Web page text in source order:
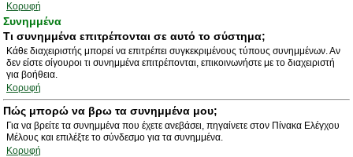
Κορυφή
Συνημμένα
Τι συνημμένα επιτρέπονται σε αυτό το σύστημα;
Κάθε διαχειριστής μπορεί να επιτρέπει συγκεκριμένους τύπους συνημμένων. Αν
δεν είστε σίγουροι τι συνημμένα επιτρέπονται, επικοινωνήστε με το διαχειριστή
για βοήθεια.
Κορυφή
Πώς μπορώ να βρω τα συνημμένα μου;
Για να βρείτε τα συνημμένα που έχετε ανεβάσει, πηγαίνετε στον Πίνακα Ελέγχου
Μέλους και επιλέξτε το σύνδεσμο για τα συνημμένα.
Κορυφή